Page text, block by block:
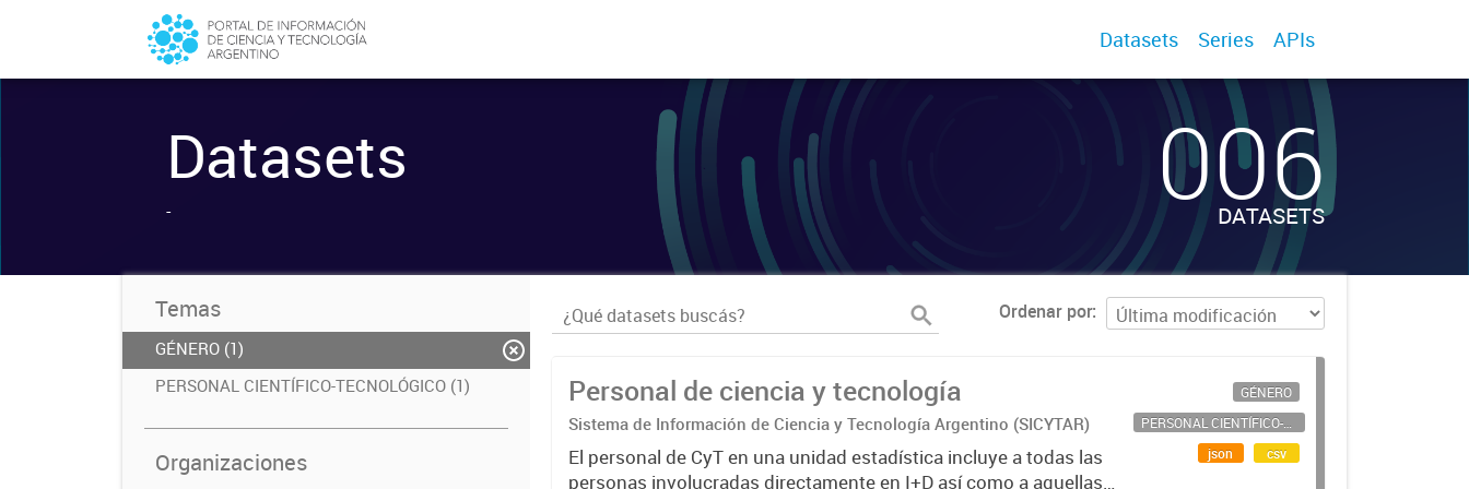
Datasets Series APIs
Datasets
- 006
DATASETS
Temas
GÉNERO (1)
PERSONAL CIENTÍFICO-TECNOLÓGICO (1)
Organizaciones
Ordenar por
Personal de ciencia y tecnología
Sistema de Información de Ciencia y Tecnología Argentino (SICYTAR)
El personal de CyT en una unidad estadística incluye a todas las
personas involucradas directamente en I+D así como a aquellas
GÉNERO
PERSONAL CIENTÍFICO-TECNOLÓGICO
json
csv